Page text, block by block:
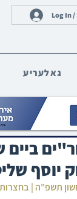
גאלעריע
Log In /
ביים
יוסף
תשפ"ה |